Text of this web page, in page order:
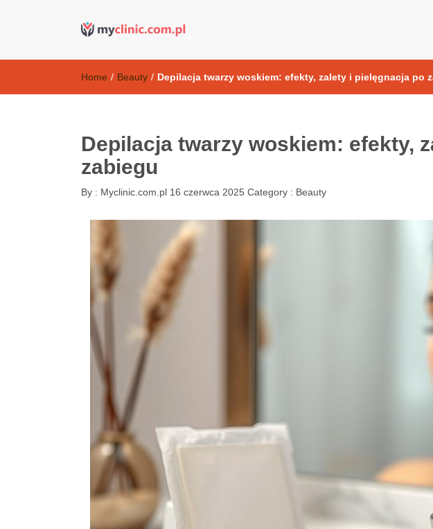
Home / Beauty / Depilacja twarzy woskiem: efekty, zalety i pielęgnacja po
Depilacja twarzy woskiem: efekty,
zabiegu
By : Myclinic.com.pl 16 czerwca 2025 Category : Beauty